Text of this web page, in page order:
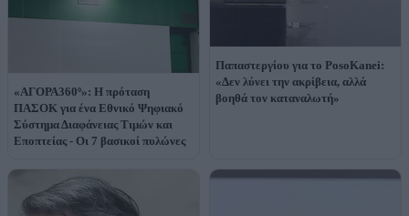
«ΑΓΟΡΑ360º»: Η πρόταση
ΠΑΣΟΚ για ένα Εθνικό Ψηφιακό
Σύστημα Διαφάνειας Τιμών και
Εποπτείας - Οι 7 βασικοί πυλώνες
Παπαστεργίου για το PosoKanei:
«Δεν λύνει την ακρίβεια, αλλά
βοηθά τον καταναλωτή»